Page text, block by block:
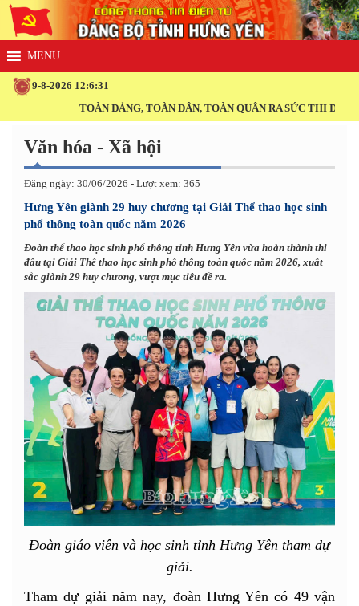
9-8-2026 12:6:31
TOÀN ĐẢNG, TOÀN DÂN, TOÀN QUÂN RA SỨC THI ĐUA
Văn hóa - Xã hội
Đăng ngày: 30/06/2026 - Lượt xem: 365
Hưng Yên giành 29 huy chương tại Giải Thể thao học sinh
phổ thông toàn quốc năm 2026
Đoàn thể thao học sinh phổ thông tỉnh Hưng Yên vừa hoàn thành thi
đấu tại Giải Thể thao học sinh phổ thông toàn quốc năm 2026, xuất
sắc giành 29 huy chương, vượt mục tiêu đề ra.
Đoàn giáo viên và học sinh tỉnh Hưng Yên tham dự
giải.
Tham dự giải năm nay, đoàn Hưng Yên có 49 vận